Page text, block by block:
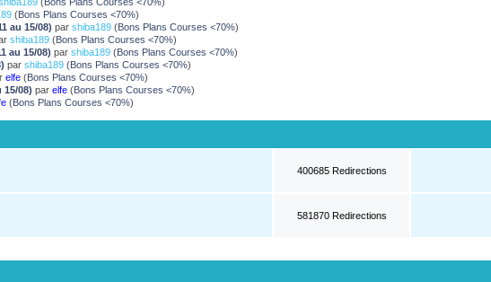
(Bons Plans Courses <70%)
au 15/08) parshiba189 (Bons Plans Courses <70%)
shiba189 (Bons Plans Courses <70%)
au 15/08)parshiba189 (Bons Plans Courses <70%)
parshiba189 (Bons Plans Courses <70%)
elfe (Bons Plans Courses <70%)
15/08)parelfe (Bons Plans Courses <70%)
(Bons Plans Courses <70%)
400685 Redirections
581870 Redirections